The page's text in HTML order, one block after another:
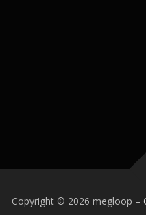
Copyright © 2026 megloop –